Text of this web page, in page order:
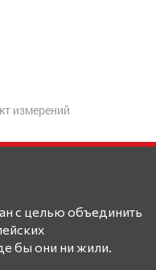
измерений
с целью объединить
бы они ни жили.